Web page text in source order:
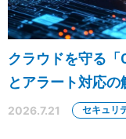
クラウドを守る「
とアラート対応の
2026.7.21 セキュリ